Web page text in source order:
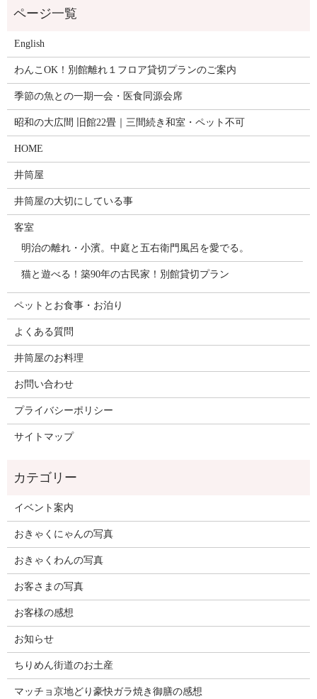
English
わんこOK！別館離れ１フロア貸切プランのご案内
季節の魚との一期一会・医食同源会席
昭和の大広間 旧館22畳｜三間続き和室・ペット不可
HOME
井筒屋
井筒屋の大切にしている事
客室
明治の離れ・小濱。中庭と五右衛門風呂を愛でる。
猫と遊べる！築90年の古民家！別館貸切プラン
ペットとお食事・お泊り
よくある質問
井筒屋のお料理
お問い合わせ
プライバシーポリシー
サイトマップ
イベント案内
おきゃくにゃんの写真
おきゃくわんの写真
お客さまの写真
お客様の感想
お知らせ
ちりめん街道のお土産
マッチョ京地どり豪快ガラ焼き御膳の感想